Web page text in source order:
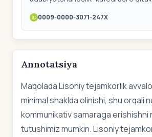
0009-0000-3071-247X
Annotatsiya
Maqolada Lisoniy tejamkorlik
minimal shaklda olinishi, shu orqali
kommunikativ samaraga erishishni
tutushimiz mumkin. Lisoniy